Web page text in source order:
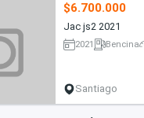
$6.700.000
Jac js2 2021
2021 Bencina
Santiago